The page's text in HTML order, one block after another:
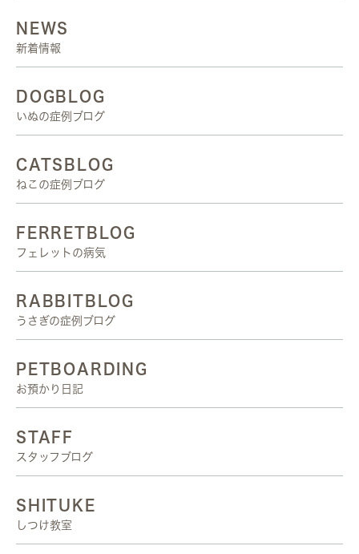
NEWS
新着情報
DOGBLOG
いぬの症例ブログ
CATSBLOG
ねこの症例ブログ
FERRETBLOG
フェレットの病気
RABBITBLOG
うさぎの症例ブログ
PETBOARDING
お預かり日記
STAFF
スタッフブログ
SHITUKE
しつけ教室